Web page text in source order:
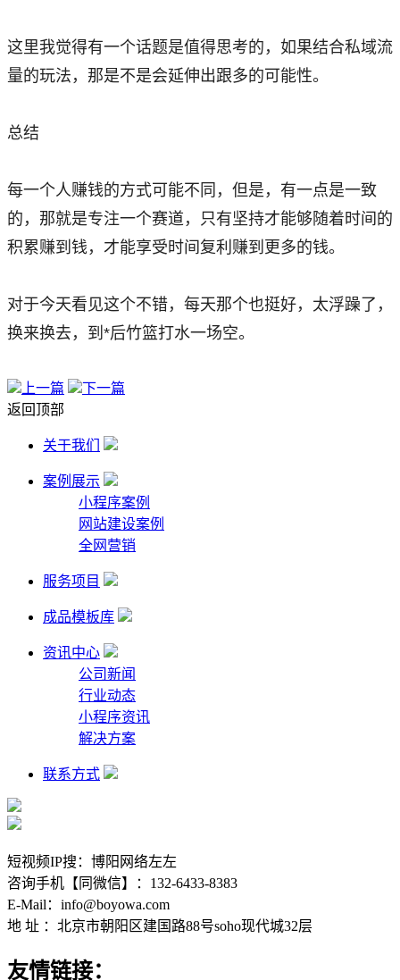
这里我觉得有一个话题是值得思考的，如果结合私域流
量的玩法，那是不是会延伸出跟多的可能性。
总结
每一个人赚钱的方式可能不同，但是，有一点是一致
的，那就是专注一个赛道，只有坚持才能够随着时间的
积累赚到钱，才能享受时间复利赚到更多的钱。
对于今天看见这个不错，每天那个也挺好，太浮躁了，
换来换去，到*后竹篮打水一场空。
上一篇
下一篇
返回顶部
关于我们
案例展示
小程序案例
网站建设案例
全网营销
服务项目
成品模板库
资讯中心
公司新闻
行业动态
小程序资讯
解决方案
联系方式
短视频IP搜：博阳网络左左
咨询手机【同微信】：132-6433-8383
E-Mail：info@boyowa.com
地 址 ：北京市朝阳区建国路88号soho现代城32层
友情链接：